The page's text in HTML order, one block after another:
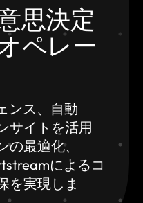
思決定
ペレー
ンス、自動
サイトを活用
の最適化、
によるコ
を実現しま